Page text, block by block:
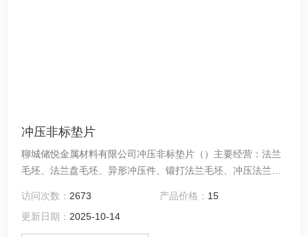
冲压非标垫片
聊城储悦金属材料有限公司冲压非标垫片（）主要经营：法兰
毛坯、法兰盘毛坯、异形冲压件、锻打法兰毛坯、冲压法兰毛
坯、热扩法兰毛坯、日标法兰盘、垫圈等产品。
访问次数： 2673 产品价格： 15
更新日期： 2025-10-14